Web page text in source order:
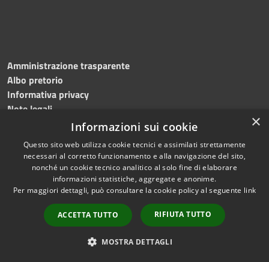
Amministrazione trasparente
Albo pretorio
Informativa privacy
Note legali
Dichiarazione di accessibilità
×
Informazioni sui cookie
Questo sito web utilizza cookie tecnici e assimilati strettamente
necessari al corretto funzionamento e alla navigazione del sito,
nonché un cookie tecnico analitico al solo fine di elaborare
informazioni statistiche, aggregate e anonime.
Per maggiori dettagli, può consultare la cookie policy al seguente link
ACCETTA TUTTO RIFIUTA TUTTO
MOSTRA DETTAGLI